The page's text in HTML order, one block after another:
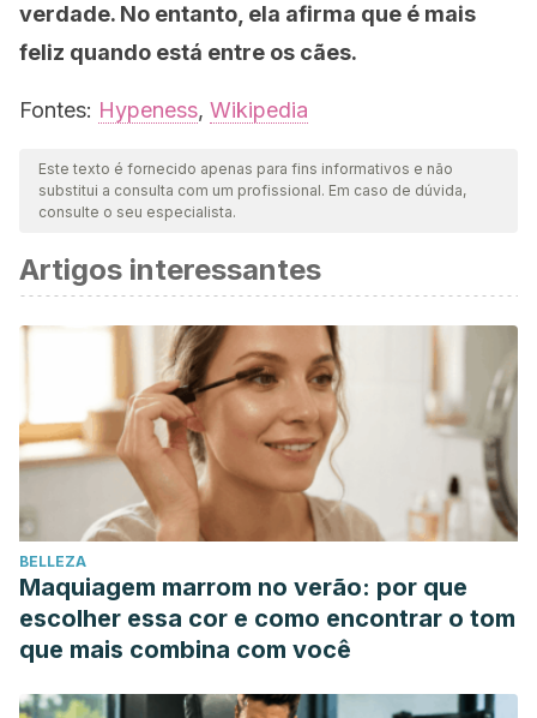
verdade. No entanto, ela afirma que é mais
feliz quando está entre os cães.
Fontes: Hypeness, Wikipedia
Este texto é fornecido apenas para fins informativos e não
substitui a consulta com um profissional. Em caso de dúvida,
consulte o seu especialista.
Artigos interessantes
BELLEZA
Maquiagem marrom no verão: por que
escolher essa cor e como encontrar o tom
que mais combina com você